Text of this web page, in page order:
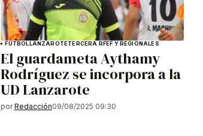
FÚTBOLLANZAROTETERCERA RFEF Y REGIONALES
El guardameta Aythamy
Rodríguez se incorpora a la
UD Lanzarote
por Redacción09/08/2025 09:30